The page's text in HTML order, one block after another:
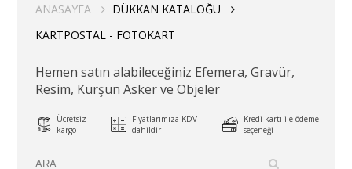
ANASAYFA
DÜKKAN KATALOĞU
KARTPOSTAL - FOTOKART
Hemen satın alabileceğiniz Efemera, Gravür,
Resim, Kurşun Asker ve Objeler
Ücretsiz
kargo
Fiyatlarımıza KDV
dahildir
Kredi kartı ile ödeme
seçeneği